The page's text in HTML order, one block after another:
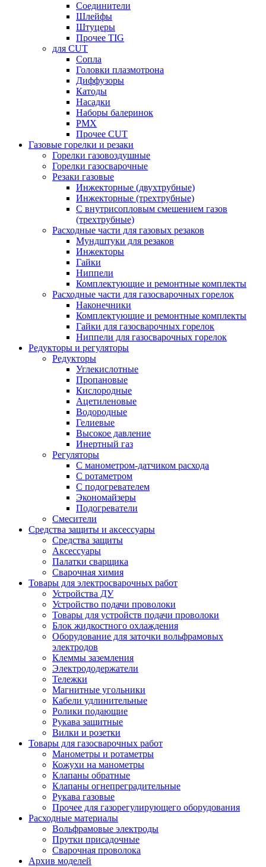
Соединители
Шлейфы
Штуцеры
Прочее TIG
для CUT
Сопла
Головки плазмотрона
Диффузоры
Катоды
Насадки
Наборы балеринок
PMX
Прочее CUT
Газовые горелки и резаки
Горелки газовоздушные
Горелки газосварочные
Резаки газовые
Инжекторные (двухтрубные)
Инжекторные (трехтрубные)
С внутрисопловым смешением газов
(трехтрубные)
Расходные части для газовых резаков
Мундштуки для резаков
Инжекторы
Гайки
Ниппели
Комплектующие и ремонтные комплекты
Расходные части для газосварочных горелок
Наконечники
Комплектующие и ремонтные комплекты
Гайки для газосварочных горелок
Ниппели для газосварочных горелок
Редукторы и регуляторы
Редукторы
Углекислотные
Пропановые
Кислородные
Ацетиленовые
Водородные
Гелиевые
Высокое давление
Инертный газ
Регуляторы
С манометром-датчиком расхода
С ротаметром
С подогревателем
Экономайзеры
Подогреватели
Смесители
Средства защиты и аксессуары
Средства защиты
Аксессуары
Палатки сварщика
Сварочная химия
Товары для электросварочных работ
Устройства ДУ
Устройство подачи проволоки
Товары для устройств подачи проволоки
Блок жидкостного охлаждения
Оборудование для заточки вольфрамовых
электродов
Клеммы заземления
Электрододержатели
Тележки
Магнитные угольники
Кабели удлинительные
Ролики подающие
Рукава защитные
Вилки и розетки
Товары для газосварочных работ
Манометры и ротаметры
Кожухи на манометры
Клапаны обратные
Клапаны огнепреградительные
Рукава газовые
Прочее для газорегулирующего оборудования
Расходные материалы
Вольфрамовые электроды
Прутки присадочные
Сварочная проволока
Архив моделей